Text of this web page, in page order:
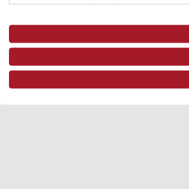
Vytvoriť profily pre personalizovanú reklamu
Použiť profily na výber personalizovanej